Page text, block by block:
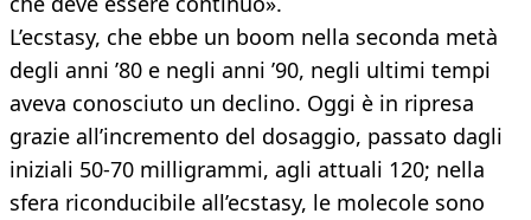
L’ecstasy, che ebbe un boom nella seconda metà
degli anni ’80 e negli anni ’90, negli ultimi tempi
aveva conosciuto un declino. Oggi è in ripresa
grazie all’incremento del dosaggio, passato dagli
iniziali 50-70 milligrammi, agli attuali 120; nella
sfera riconducibile all’ecstasy, le molecole sono